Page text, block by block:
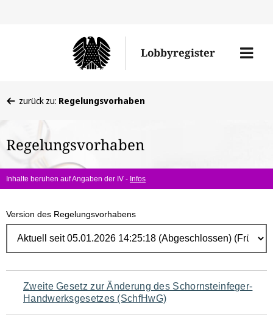
Lobbyregister
Menü
befinden
hier:
zurück zu: Regelungsvorhaben
Regelungsvorhaben
Inhalte beruhen auf Angaben der IV - Infos
Version des Regelungsvorhabens
Navigation
für
Zweite Gesetz zur Änderung des Schornsteinfeger-
Handwerksgesetzes (SchfHwG)